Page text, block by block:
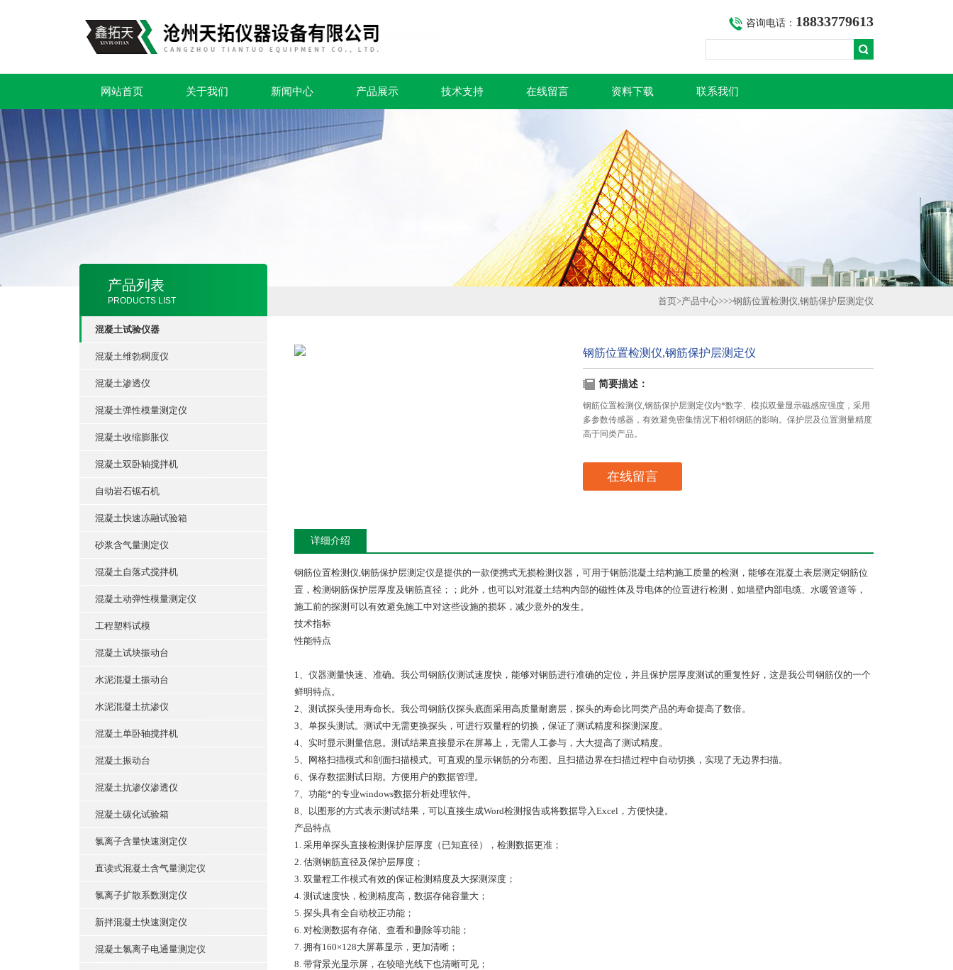
咨询电话： 18833779613
网站首页 关于我们 新闻中心 产品展示 技术支持 在线留言 资料下载 联系我们
产品列表
PRODUCTS LIST
混凝土试验仪器
混凝土维勃稠度仪
混凝土渗透仪
混凝土弹性模量测定仪
混凝土收缩膨胀仪
混凝土双卧轴搅拌机
自动岩石锯石机
混凝土快速冻融试验箱
砂浆含气量测定仪
混凝土自落式搅拌机
混凝土动弹性模量测定仪
工程塑料试模
混凝土试块振动台
水泥混凝土振动台
水泥混凝土抗渗仪
混凝土单卧轴搅拌机
混凝土振动台
混凝土抗渗仪渗透仪
混凝土碳化试验箱
氯离子含量快速测定仪
直读式混凝土含气量测定仪
氯离子扩散系数测定仪
新拌混凝土快速测定仪
混凝土氯离子电通量测定仪
首页>产品中心>>>钢筋位置检测仪,钢筋保护层测定仪
钢筋位置检测仪,钢筋保护层测定仪
简要描述：
钢筋位置检测仪,钢筋保护层测定仪内*数字、模拟双量显示磁感应强度，采用
多参数传感器，有效避免密集情况下相邻钢筋的影响。保护层及位置测量精度
高于同类产品。
在线留言
详细介绍
钢筋位置检测仪,钢筋保护层测定仪是提供的一款便携式无损检测仪器，可用于钢筋混凝土结构施工质量的检测，能够在混凝土表层测定钢筋位
置，检测钢筋保护层厚度及钢筋直径；；此外，也可以对混凝土结构内部的磁性体及导电体的位置进行检测，如墙壁内部电缆、水暖管道等，
施工前的探测可以有效避免施工中对这些设施的损坏，减少意外的发生。
技术指标
性能特点
1、仪器测量快速、准确。我公司钢筋仪测试速度快，能够对钢筋进行准确的定位，并且保护层厚度测试的重复性好，这是我公司钢筋仪的一个
鲜明特点。
2、测试探头使用寿命长。我公司钢筋仪探头底面采用高质量耐磨层，探头的寿命比同类产品的寿命提高了数倍。
3、单探头测试。测试中无需更换探头，可进行双量程的切换，保证了测试精度和探测深度。
4、实时显示测量信息。测试结果直接显示在屏幕上，无需人工参与，大大提高了测试精度。
5、网格扫描模式和剖面扫描模式。可直观的显示钢筋的分布图。且扫描边界在扫描过程中自动切换，实现了无边界扫描。
6、保存数据测试日期。方便用户的数据管理。
7、功能*的专业windows数据分析处理软件。
8、以图形的方式表示测试结果，可以直接生成Word检测报告或将数据导入Excel，方便快捷。
产品特点
1. 采用单探头直接检测保护层厚度（已知直径），检测数据更准；
2. 估测钢筋直径及保护层厚度；
3. 双量程工作模式有效的保证检测精度及大探测深度；
4. 测试速度快，检测精度高，数据存储容量大；
5. 探头具有全自动校正功能；
6. 对检测数据有存储、查看和删除等功能；
7. 拥有160×128大屏幕显示，更加清晰；
8. 带背景光显示屏，在较暗光线下也清晰可见；